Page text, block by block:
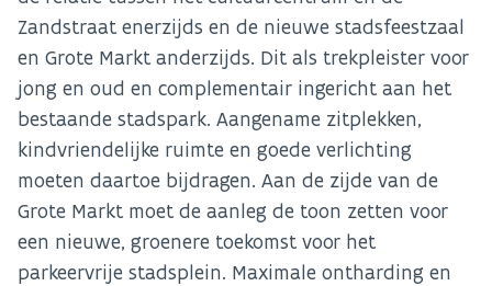
Zandstraat enerzijds en de nieuwe stadsfeestzaal
en Grote Markt anderzijds. Dit als trekpleister voor
jong en oud en complementair ingericht aan het
bestaande stadspark. Aangename zitplekken,
kindvriendelijke ruimte en goede verlichting
moeten daartoe bijdragen. Aan de zijde van de
Grote Markt moet de aanleg de toon zetten voor
een nieuwe, groenere toekomst voor het
parkeervrije stadsplein. Maximale ontharding en